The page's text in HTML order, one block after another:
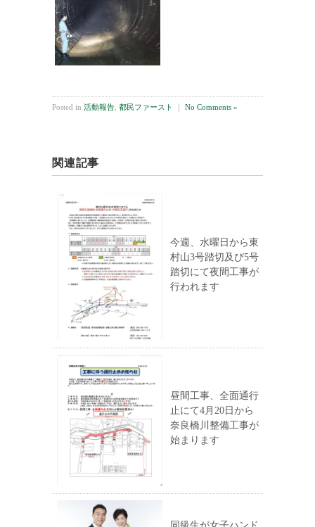
Posted in 活動報告 都民ファースト No Comments »
関連記事
今週、水曜日から東
村山3号踏切及び5号
踏切にて夜間工事が
行われます
昼間工事、全面通行
止にて4月20日から
奈良橋川整備工事が
始まります